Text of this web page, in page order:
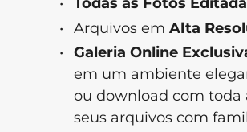
Arquivos em Alta
Galeria Online
em um ambiente
ou download com toda
seus arquivos com